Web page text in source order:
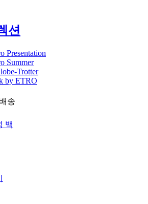
션
Presentation
Summer
Trotter
by ETRO
송
백